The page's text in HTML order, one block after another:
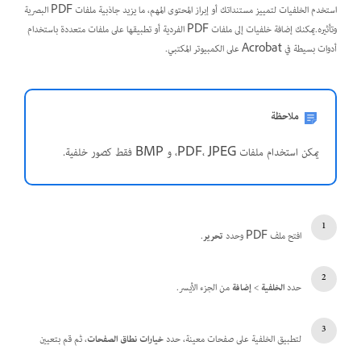
استخدم الخلفيات لتمييز مستنداتك أو إبراز المحتوى المهم، ما يزيد جاذبية ملفات PDF البصرية
وتأثيره.يمكنك إضافة خلفيات إلى ملفات PDF الفردية أو تطبيقها على ملفات متعددة باستخدام
أدوات بسيطة في Acrobat على الكمبيوتر المكتبي.
ملاحظة
يمكن استخدام ملفات PDF، JPEG، و BMP فقط كصور خلفية.
افتح ملف PDF وحدد تحرير.
حددالخلفية>إضافةمن الجزء الأيسر.
لتطبيق الخلفية على صفحات معينة، حددخيارات نطاق الصفحات، ثم قم بتعيين